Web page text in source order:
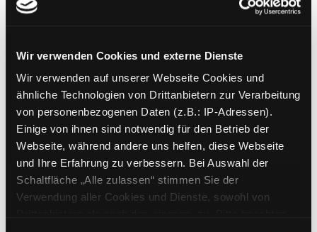
Wir verwenden Cookies und externe Dienste
Wir verwenden auf unserer Webseite Cookies und
ähnliche Technologien von Drittanbietern zur Verarbeitung
von personenbezogenen Daten (z.B.: IP-Adressen).
Einige von ihnen sind notwendig für den Betrieb der
Webseite, während andere uns helfen, diese Webseite
und Ihre Erfahrung zu verbessern. Bei Auswahl der
Schaltfläche „Alle zulassen“ stimmen Sie der
Verwendung aller Cookies und Dienste, sowohl von
Übergeordnetes Werk:
Im Zoo ist
Exemplar-Details von Das Zebra, das zu
Mediengruppe:Kinderbuch
Das Zebra, das zu schnell
rannte
Verfasser:Desmond, JenniSuche nach
Jahr:2015
Verlag: Bamberg, Magellan-Verl.